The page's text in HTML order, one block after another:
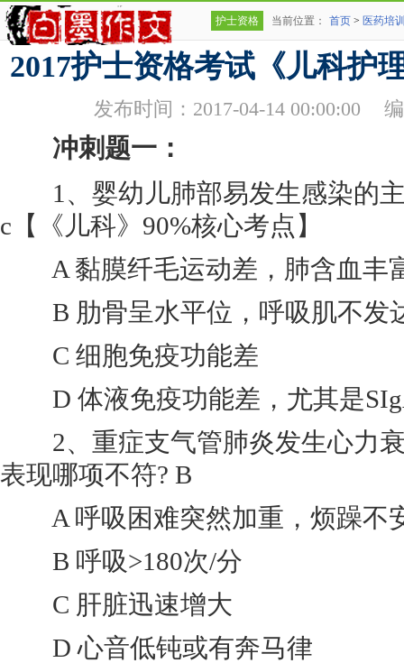
护士资格 当前位置： 首页 > 医药培
2017护士资格考试《儿科护
发布时间：2017-04-14 00:00:00
冲刺题一：
1、婴幼儿肺部易发生感染的主
c【《儿科》90%核心考点】
A 黏膜纤毛运动差，肺含血丰
B 肋骨呈水平位，呼吸肌不发
C 细胞免疫功能差
D 体液免疫功能差，尤其是
2、重症支气管肺炎发生心力衰
表现哪项不符? B
A 呼吸困难突然加重，烦躁不
B 呼吸>180次/分
C 肝脏迅速增大
D 心音低钝或有奔马律